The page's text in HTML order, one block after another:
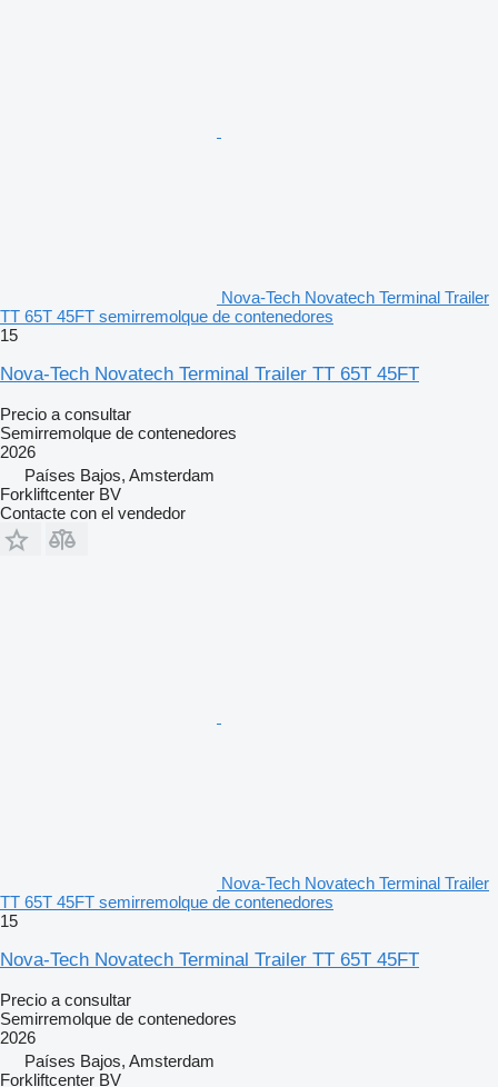
Nova-Tech Novatech Terminal Trailer
TT 65T 45FT semirremolque de contenedores
15
Nova-Tech Novatech Terminal Trailer TT 65T 45FT
Precio a consultar
Semirremolque de contenedores
2026
Países Bajos, Amsterdam
Forkliftcenter BV
Contacte con el vendedor
Nova-Tech Novatech Terminal Trailer
TT 65T 45FT semirremolque de contenedores
15
Nova-Tech Novatech Terminal Trailer TT 65T 45FT
Precio a consultar
Semirremolque de contenedores
2026
Países Bajos, Amsterdam
Forkliftcenter BV